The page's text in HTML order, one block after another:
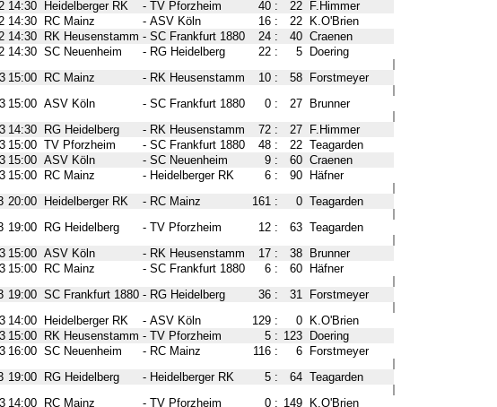
14:30 Heidelberger RK - TV Pforzheim 40 : 22
F.Himmer
14:30 RC Mainz - ASV Köln 16 : 22
K.O'Brien
14:30 RK Heusenstamm - SC Frankfurt 1880 24 : 40 Craenen
14:30 SC Neuenheim - RG Heidelberg 22 : 5
Doering
15:00 RC Mainz - RK Heusenstamm 10 : 58
Forstmeyer
15:00 ASV Köln - SC Frankfurt 1880 0 : 27
Brunner
14:30 RG Heidelberg - RK Heusenstamm 72 : 27
F.Himmer
15:00 TV Pforzheim - SC Frankfurt 1880 48 : 22 Teagarden
15:00 ASV Köln - SC Neuenheim 9 : 60 Craenen
15:00 RC Mainz - Heidelberger RK 6 : 90
Häfner
20:00 Heidelberger RK - RC Mainz 161 : 0 Teagarden
19:00 RG Heidelberg - TV Pforzheim 12 : 63 Teagarden
15:00 ASV Köln - RK Heusenstamm 17 : 38
Brunner
15:00 RC Mainz - SC Frankfurt 1880 6 : 60
Häfner
19:00 SC Frankfurt 1880 - RG Heidelberg 36 : 31
Forstmeyer
14:00 Heidelberger RK - ASV Köln 129 : 0
K.O'Brien
15:00 RK Heusenstamm - TV Pforzheim 5 : 123
Doering
16:00 SC Neuenheim - RC Mainz 116 : 6
Forstmeyer
19:00 RG Heidelberg - Heidelberger RK 5 : 64 Teagarden
14:00 RC Mainz - TV Pforzheim 0 : 149 K.O'Brien